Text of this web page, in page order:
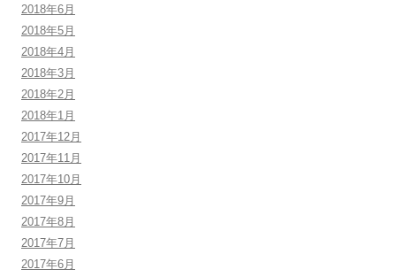
2018年6月
2018年5月
2018年4月
2018年3月
2018年2月
2018年1月
2017年12月
2017年11月
2017年10月
2017年9月
2017年8月
2017年7月
2017年6月